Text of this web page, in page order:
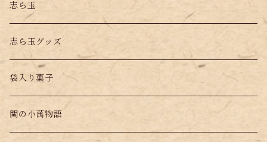
志ら玉
志ら玉グッズ
袋入り菓子
関の小萬物語